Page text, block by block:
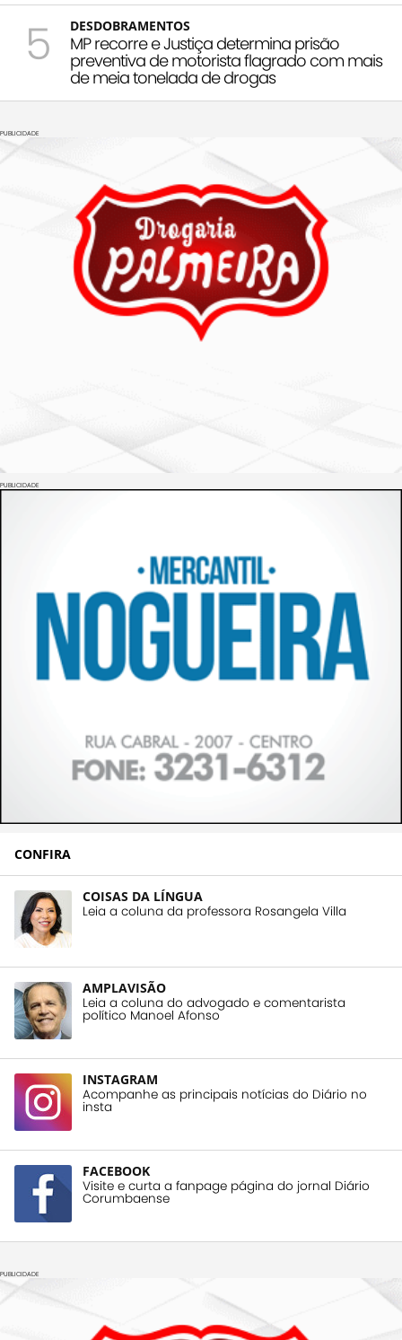
5 DESDOBRAMENTOS
MP recorre e Justiça determina prisão
preventiva de motorista flagrado com mais
de meia tonelada de drogas
PUBLICIDADE
PUBLICIDADE
CONFIRA
COISAS DA LÍNGUA
Leia a coluna da professora Rosangela Villa
AMPLAVISÃO
Leia a coluna do advogado e comentarista
político Manoel Afonso
INSTAGRAM
Acompanhe as principais notícias do Diário no
insta
FACEBOOK
Visite e curta a fanpage página do jornal Diário
Corumbaense
PUBLICIDADE